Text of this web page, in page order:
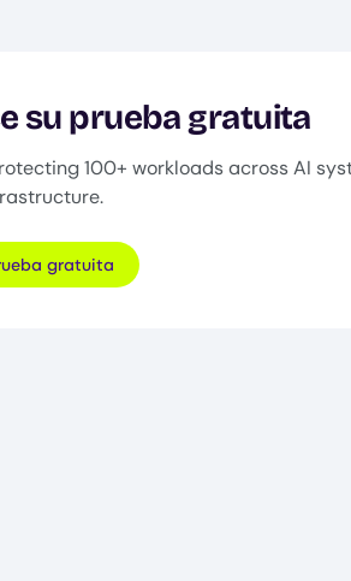
su prueba gratuita
100+ workloads across AI
gratuita